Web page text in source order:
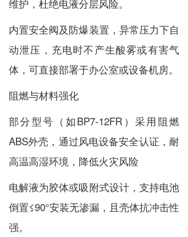
维护，杜绝电液分层风险。
内置安全阀及防爆装置，异常压力下自
动泄压，充电时不产生酸雾或有害气
体，可直接部署于办公室或设备机房。
‌阻燃与材料强化‌
部分型号（如BP7-12FR）采用阻燃
ABS外壳，通过风电设备安全认证，耐
高温高湿环境，降低火灾风险
电解液为胶体或吸附式设计，支持电池
倒置≤90°安装无渗漏，且壳体抗冲击性
强。